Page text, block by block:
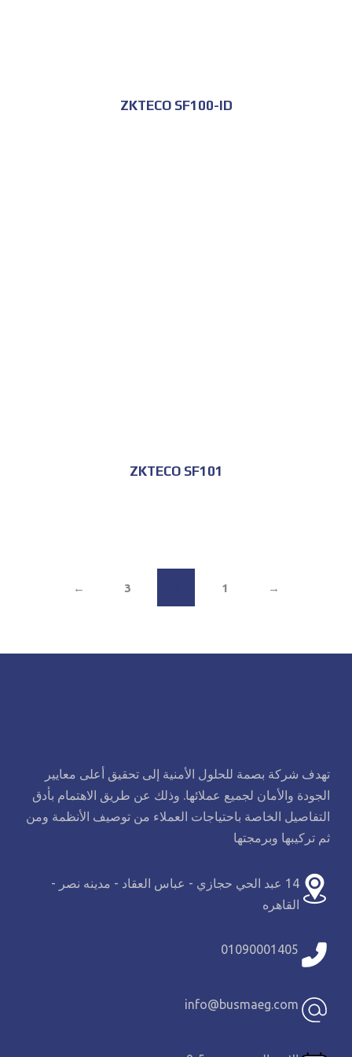
ZKTECO SF100-ID
ZKTECO SF101
→
1
3
←
14 عبد الحي حجازي - عباس العقاد - مدينه نصر -
القاهره
01090001405
info@busmaeg.com
تهدف شركة بصمة للحلول الأمنية إلى تحقيق أعلى معايير
الجودة والأمان لجميع عملائها. وذلك عن طريق الاهتمام بأدق
التفاصيل الخاصة باحتياجات العملاء من توصيف الأنظمة ومن
ثم تركيبها وبرمجتها